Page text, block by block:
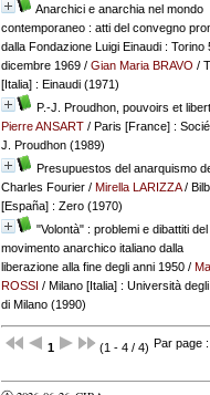
Anarchici e anarchia nel mondo
contemporaneo : atti del convegno
dalla Fondazione Luigi Einaudi : Torino
dicembre 1969/ Gian Maria BRAVO /
[Italia] : Einaudi (1971)
P.-J. Proudhon, pouvoirs et
Pierre ANSART/ Paris [France] :
J. Proudhon (1989)
Presupuestos del anarquismo
Charles Fourier/ Mirella LARIZZA/
[España] : Zero (1970)
"Volontà" : problemi e dibattiti del
movimento anarchico italiano dalla
liberazione alla fine degli anni 1950/
ROSSI / Milano [Italia] : Università
di Milano (1990)
1 (1 - 4 / 4) Par page :